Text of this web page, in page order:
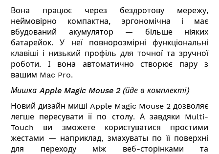
Вона працює через бездротову мережу,
неймовірно компактна, эргономічна і має
вбудований акумулятор — більше ніяких
батарейок. У неї повнорозмірні функціональні
клавіші і низький профіль для точної та зручної
роботи. І вона автоматично створює пару з
вашим Mac Pro.
Мишка Apple Magic Mouse 2(йде в комплекті)
Новий дизайн миші Apple Magic Mouse 2 дозволяє
легше пересувати її по столу. А завдяки Multi-
Touch ви зможете користуватися простими
жестами — наприклад, змахуваты по її поверхні
для переходу між веб-сторінками та